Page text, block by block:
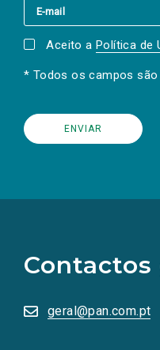
Aceito a Política de
* Todos os campos
Contactos
geral@pan.com.pt
redes
sociais
numa
nova